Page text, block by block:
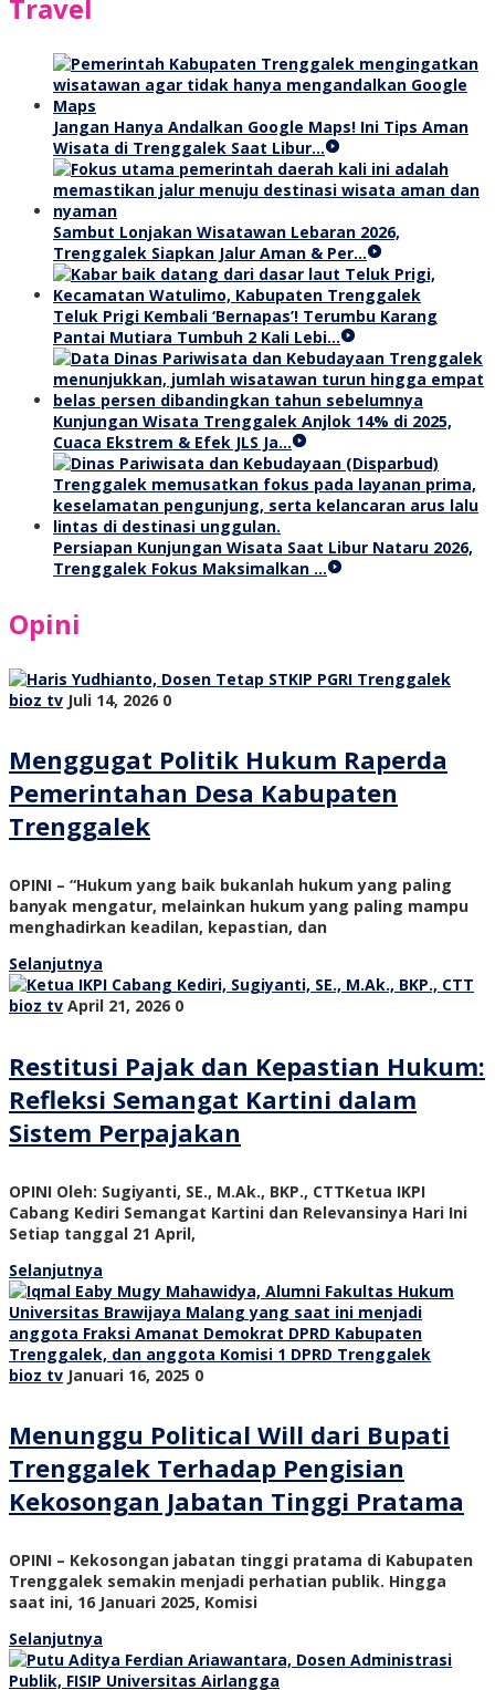
Travel
Jangan Hanya Andalkan Google Maps! Ini Tips Aman
Wisata di Trenggalek Saat Libur…
Sambut Lonjakan Wisatawan Lebaran 2026,
Trenggalek Siapkan Jalur Aman & Per…
Teluk Prigi Kembali ‘Bernapas’! Terumbu Karang
Pantai Mutiara Tumbuh 2 Kali Lebi…
Kunjungan Wisata Trenggalek Anjlok 14% di 2025,
Cuaca Ekstrem & Efek JLS Ja…
Persiapan Kunjungan Wisata Saat Libur Nataru 2026,
Trenggalek Fokus Maksimalkan …
Opini
bioz tv Juli 14, 2026 0
Menggugat Politik Hukum Raperda
Pemerintahan Desa Kabupaten
Trenggalek
OPINI – “Hukum yang baik bukanlah hukum yang paling
banyak mengatur, melainkan hukum yang paling mampu
menghadirkan keadilan, kepastian, dan
Selanjutnya
bioz tv April 21, 2026 0
Restitusi Pajak dan Kepastian Hukum:
Refleksi Semangat Kartini dalam
Sistem Perpajakan
OPINI Oleh: Sugiyanti, SE., M.Ak., BKP., CTTKetua IKPI
Cabang Kediri Semangat Kartini dan Relevansinya Hari Ini
Setiap tanggal 21 April,
Selanjutnya
bioz tv Januari 16, 2025 0
Menunggu Political Will dari Bupati
Trenggalek Terhadap Pengisian
Kekosongan Jabatan Tinggi Pratama
OPINI – Kekosongan jabatan tinggi pratama di Kabupaten
Trenggalek semakin menjadi perhatian publik. Hingga
saat ini, 16 Januari 2025, Komisi
Selanjutnya